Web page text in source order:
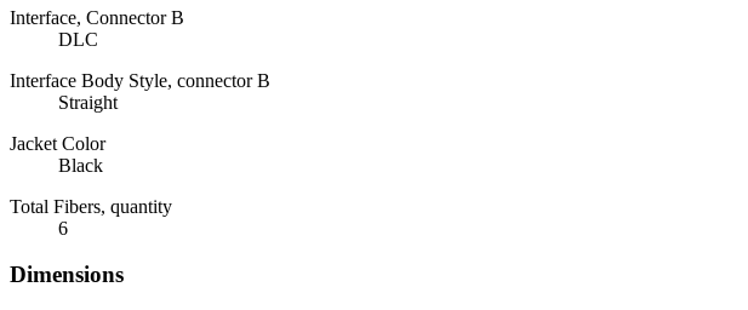
Interface, Connector B
DLC
Interface Body Style, connector B
Straight
Jacket Color
Black
Total Fibers, quantity
6
Dimensions